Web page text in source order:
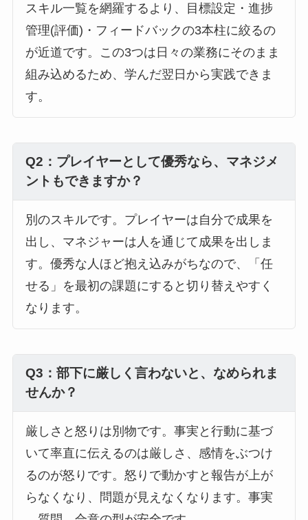
スキル一覧を網羅するより、目標設定・進捗
管理(評価)・フィードバックの3本柱に絞るの
が近道です。この3つは日々の業務にそのまま
組み込めるため、学んだ翌日から実践できま
す。
Q2：プレイヤーとして優秀なら、マネジメ
ントもできますか？
別のスキルです。プレイヤーは自分で成果を
出し、マネジャーは人を通じて成果を出しま
す。優秀な人ほど抱え込みがちなので、「任
せる」を最初の課題にすると切り替えやすく
なります。
Q3：部下に厳しく言わないと、なめられま
せんか？
厳しさと怒りは別物です。事実と行動に基づ
いて率直に伝えるのは厳しさ、感情をぶつけ
るのが怒りです。怒りで動かすと報告が上が
らなくなり、問題が見えなくなります。事実